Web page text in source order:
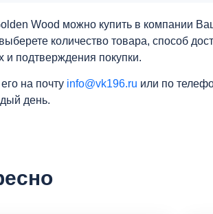
Wood можно купить в компании
количество товара, способ
и подтверждения покупки.
на почту info@vk196.ru или по
день.